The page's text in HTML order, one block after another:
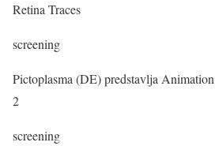
Retina Traces
screening
Pictoplasma (DE) predstavlja
2
screening